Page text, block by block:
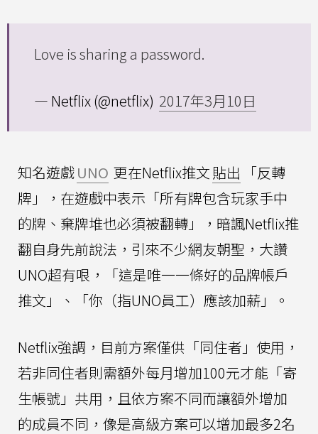
Love is sharing a password.
— Netflix (@netflix) 2017年3月10日
知名遊戲UNO 更在Netflix推文 貼出
「反轉
牌」，在遊戲中表示「所有牌包含玩家手中
的牌、棄牌堆也必須被翻轉」，暗諷Netflix推
翻自身先前說法，引來不少網友朝聖，大讚
UNO超有哏，「這是唯一一條好的品牌帳戶
推文」、「你（指UNO員工）應該加薪」。
Netflix強調，目前方案僅供「同住者」使用，
若非同住者則需額外每月增加100元才能「寄
生帳號」共用，且依方案不同而讓額外增加
的成員不同，像是高級方案可以增加最多2名